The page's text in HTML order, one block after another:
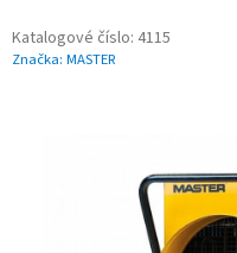
Katalogové číslo: 4115
Značka: MASTER